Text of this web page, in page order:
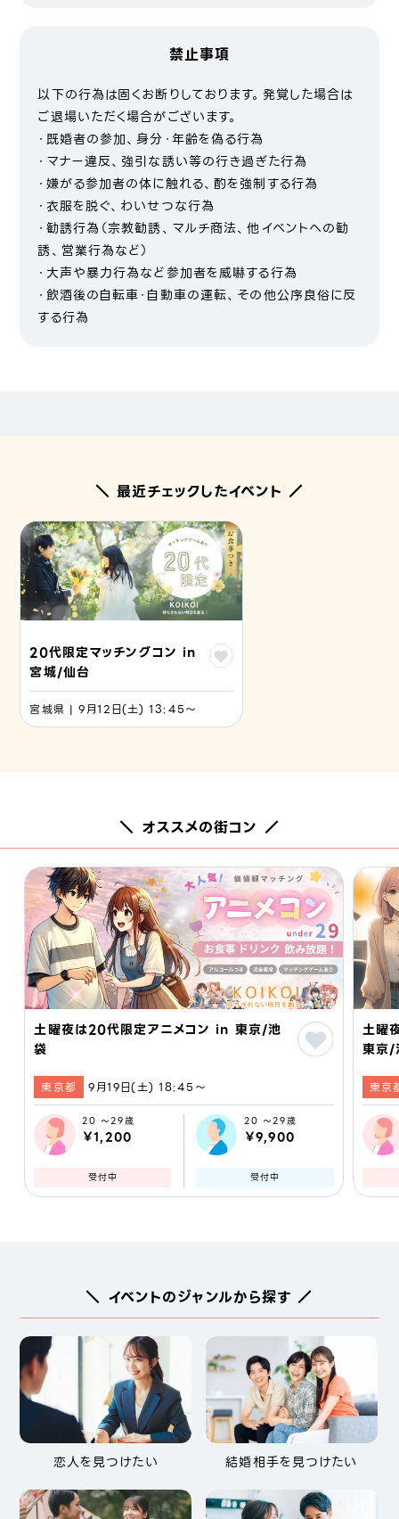
禁止事項
以下の行為は固くお断りしております。発覚した場合は
ご退場いただく場合がございます。
・既婚者の参加、身分・年齢を偽る行為
・マナー違反、強引な誘い等の行き過ぎた行為
・嫌がる参加者の体に触れる、酌を強制する行為
・衣服を脱ぐ、わいせつな行為
・勧誘行為（宗教勧誘、マルチ商法、他イベントへの勧
誘、営業行為など）
・大声や暴力行為など参加者を威嚇する行為
・飲酒後の自転車・自動車の運転、その他公序良俗に反
する行為
＼ 最近チェックしたイベント ／
20代限定マッチングコン in
宮城/仙台
宮城県 | 9月12日(土) 13:45〜
＼ オススメの街コン ／
土曜夜は20代限定アニメコン in 東京/池
袋
東京都 9月19日(土) 18:45〜
20 ～29歳
￥1,200
受付中
20 ～29歳
￥9,900
受付中
土曜
東京/
東京
＼ イベントのジャンルから探す ／
恋人を見つけたい 結婚相手を見つけたい